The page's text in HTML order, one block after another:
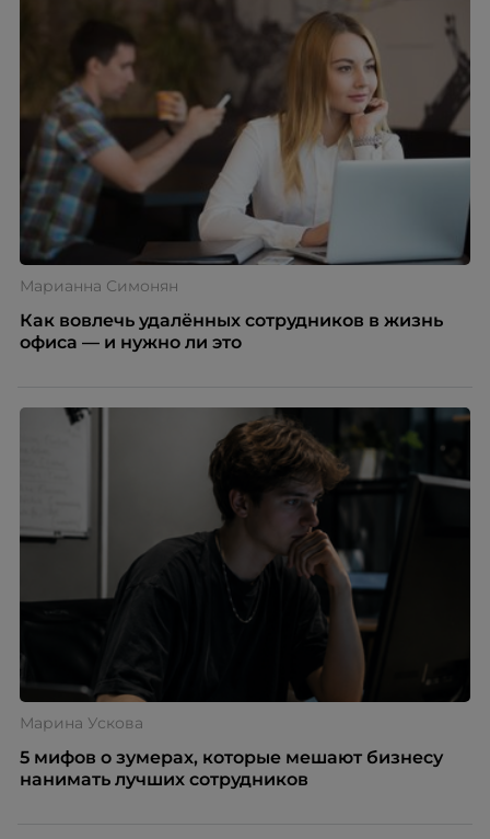
Марианна Симонян
Как вовлечь удалённых сотрудников в жизнь
офиса — и нужно ли это
Марина Ускова
5 мифов о зумерах, которые мешают бизнесу
нанимать лучших сотрудников